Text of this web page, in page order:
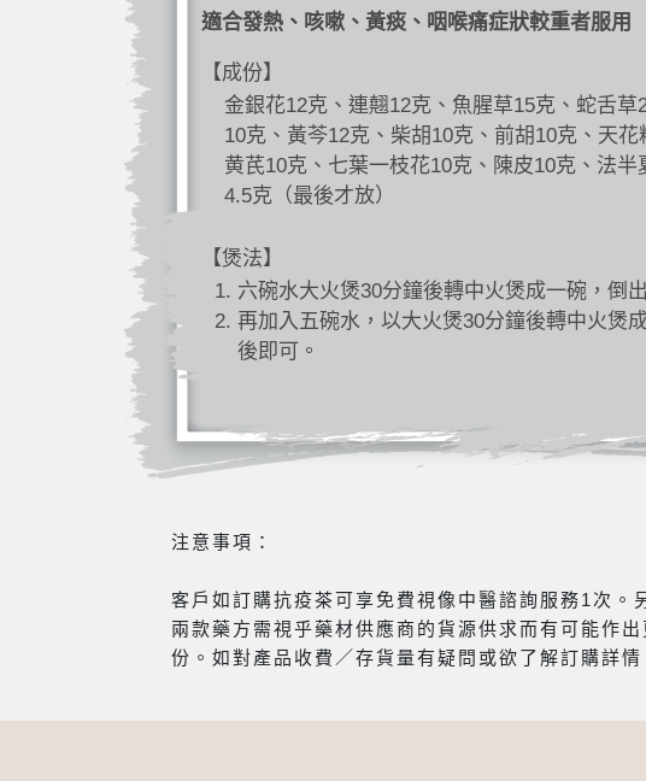
適合發熱、咳嗽、黃痰、咽喉痛症狀較重者服用
【成份】
金銀花12克、連翹12克、魚腥草15克、蛇舌
10克、黃芩12克、柴胡10克、前胡10克、天
黄芪10克、七葉一枝花10克、陳皮10克、法
4.5克（最後才放）
【煲法】
六碗水大火煲30分鐘後轉中火煲成一碗，倒
再加入五碗水，以大火煲30分鐘後轉中火煲
後即可。
注意事項：
客戶如訂購抗疫茶可享免費視像中醫諮詢服務1次
兩款藥方需視乎藥材供應商的貨源供求而有可能作
份。如對產品收費／存貨量有疑問或欲了解訂購詳情